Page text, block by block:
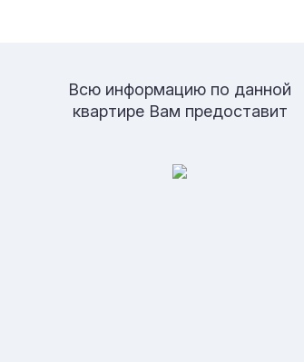
Всю информацию по данной
квартире Вам предоставит